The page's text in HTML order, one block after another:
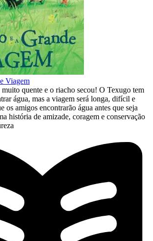
Viagem
quente e o riacho secou! O Texugo tem
água, mas a viagem será longa, difícil e
os amigos encontrarão água antes que seja
história de amizade, coragem e conservação